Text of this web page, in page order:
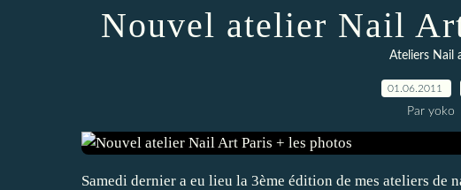
Nouvel atelier Nail
Ateliers Nail
01.06.2011
Par yoko
Samedi dernier a eu lieu la 3ème édition de mes ateliers de